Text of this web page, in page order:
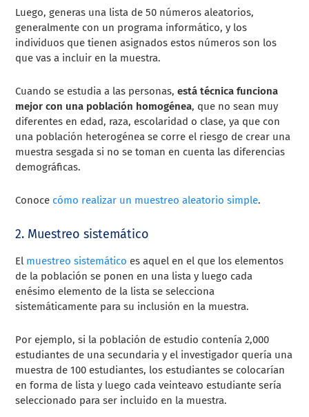
Luego, generas una lista de 50 números aleatorios,
generalmente con un programa informático, y los
individuos que tienen asignados estos números son los
que vas a incluir en la muestra.
Cuando se estudia a las personas,está técnica funciona
mejor con una población homogénea, que no sean muy
diferentes en edad, raza, escolaridad o clase, ya que con
una población heterogénea se corre el riesgo de crear una
muestra sesgada si no se toman en cuenta las diferencias
demográficas.
Conoce cómo realizar un muestreo aleatorio simple.
2. Muestreo sistemático
El muestreo sistemático es aquel en el que los elementos
de la población se ponen en una lista y luego cada
enésimo elemento de la lista se selecciona
sistemáticamente para su inclusión en la muestra.
Por ejemplo, si la población de estudio contenía 2,000
estudiantes de una secundaria y el investigador quería una
muestra de 100 estudiantes, los estudiantes se colocarían
en forma de lista y luego cada veinteavo estudiante sería
seleccionado para ser incluido en la muestra.